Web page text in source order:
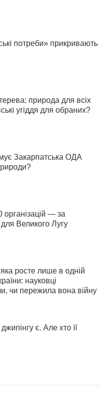
потреби» прикривають
природа для всіх
угіддя для обраних?
Закарпатська ОДА
організацій — за
Великого Лугу
росте лише в одній
науковці
чи пережила вона війну
є. Але хто її